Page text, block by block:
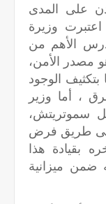
على المدى
وزيرة
الأهم من
هو مصدر الأمن،
الوجود
، أما وزير
سموتريتش،
على طريق فرض
بقيادة هذا
ضمن ميزانية